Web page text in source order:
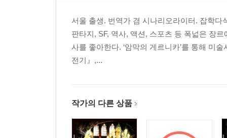
서울 출생. 번역가 겸 시나리오라이터. 잡학
판타지, SF, 역사, 액션, 스포츠 등 폭넓은 장
사를 좋아한다. ‘암막의 게르니카’를 통해 미
전기』,...
작가의 다른 상품